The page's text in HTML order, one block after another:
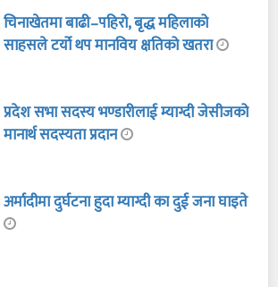
चिनाखेतमा बाढी–पहिरो, बृद्ध महिलाको
साहसले टर्यो थप मानविय क्षतिको खतरा
प्रदेश सभा सदस्य भण्डारीलाई म्याग्दी जेसीजको
मानार्थ सदस्यता प्रदान
अर्मादीमा दुर्घटना हुदा म्याग्दी का दुई जना घाइते